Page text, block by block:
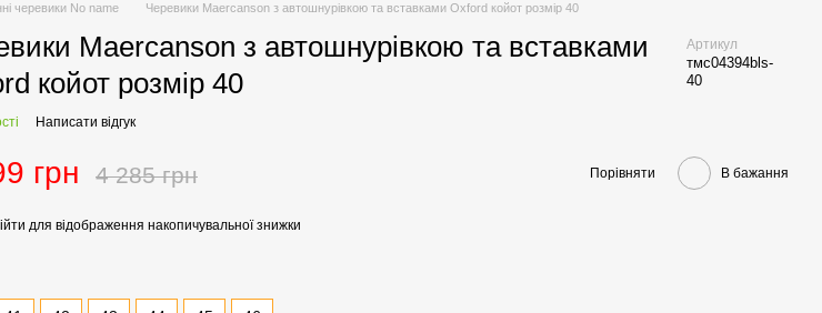
черевики No name
Черевики Maercanson з автошнурівкою та вставками Oxford койот розмір 40
Maercanson з автошнурівкою та вставками
койот розмір 40
Артикул
тмс04394bls-
40
Написати відгук
грн 4 285 грн Порівняти В бажання
для відображення накопичувальної знижки